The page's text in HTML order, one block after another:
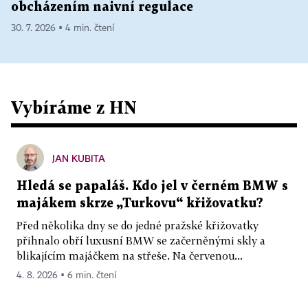
obcházením naivní regulace
30. 7. 2026 ▪ 4 min. čtení
Vybíráme z HN
JAN KUBITA
Hledá se papaláš. Kdo jel v černém BMW s
majákem skrze „Turkovu“ křižovatku?
Před několika dny se do jedné pražské křižovatky
přihnalo obří luxusní BMW se začerněnými skly a
blikajícím majáčkem na střeše. Na červenou...
4. 8. 2026 ▪ 6 min. čtení